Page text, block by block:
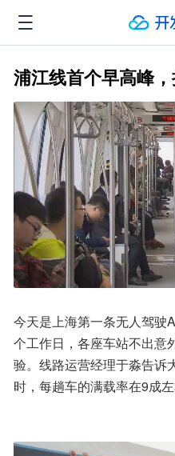
浦江线首个早高峰
今天是上海第一条无人驾
个工作日，各座车站不出意
验。线路运营经理于淼告诉
时，每趟车的满载率在9成